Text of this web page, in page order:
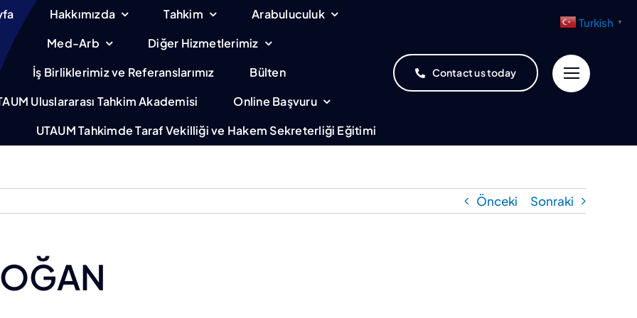
Hakkımızda Tahkim
Arabuluculuk
Med-Arb
Diğer Hizmetlerimiz
İş Birliklerimiz ve Referanslarımız
Bülten
Uluslararası Tahkim Akademisi
Online Başvuru
UTAUM Tahkimde Taraf Vekilliği ve Hakem Sekreterliği Eğitimi
Contact us today
Önceki Sonraki
Turkish ▼